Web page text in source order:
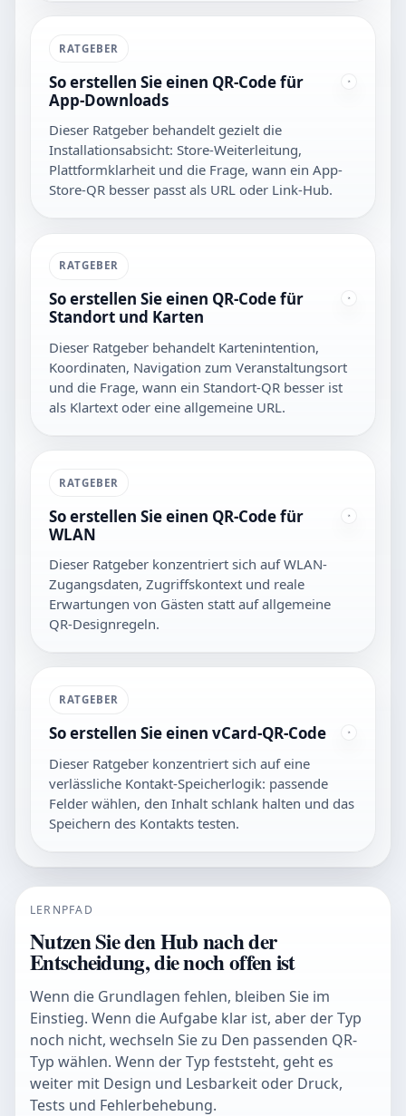
RATGEBER
So erstellen Sie einen QR-Code für
App-Downloads
Dieser Ratgeber behandelt gezielt die
Installationsabsicht: Store-Weiterleitung,
Plattformklarheit und die Frage, wann ein App-
Store-QR besser passt als URL oder Link-Hub.
RATGEBER
So erstellen Sie einen QR-Code für
Standort und Karten
Dieser Ratgeber behandelt Kartenintention,
Koordinaten, Navigation zum Veranstaltungsort
und die Frage, wann ein Standort-QR besser ist
als Klartext oder eine allgemeine URL.
RATGEBER
So erstellen Sie einen QR-Code für
WLAN
Dieser Ratgeber konzentriert sich auf WLAN-
Zugangsdaten, Zugriffskontext und reale
Erwartungen von Gästen statt auf allgemeine
QR-Designregeln.
RATGEBER
So erstellen Sie einen vCard-QR-Code
Dieser Ratgeber konzentriert sich auf eine
verlässliche Kontakt-Speicherlogik: passende
Felder wählen, den Inhalt schlank halten und das
Speichern des Kontakts testen.
LERNPFAD
Nutzen Sie den Hub nach der
Entscheidung, die noch offen ist
Wenn die Grundlagen fehlen, bleiben Sie im
Einstieg. Wenn die Aufgabe klar ist, aber der Typ
noch nicht, wechseln Sie zu Den passenden QR-
Typ wählen. Wenn der Typ feststeht, geht es
weiter mit Design und Lesbarkeit oder Druck,
Tests und Fehlerbehebung.